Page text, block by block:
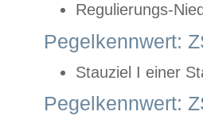
Regulierungs-
Pegelkennwert:
Stauziel I einer
Pegelkennwert: